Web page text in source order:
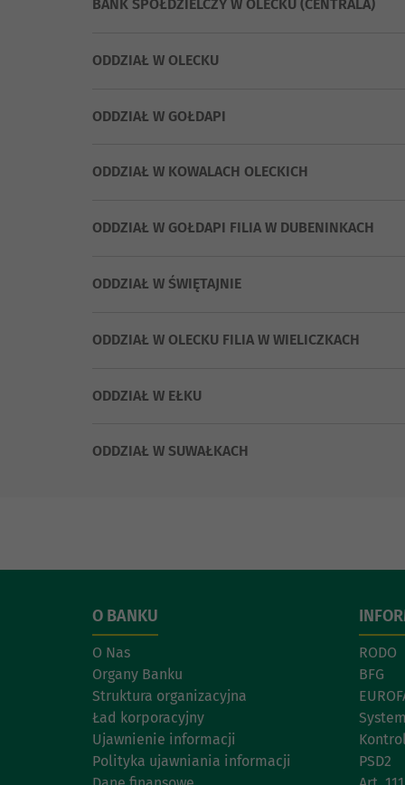
BANK SPÓŁDZIELCZY W OLECKU (CENTRALA)
ODDZIAŁ W OLECKU
ODDZIAŁ W GOŁDAPI
ODDZIAŁ W KOWALACH OLECKICH
ODDZIAŁ W GOŁDAPI FILIA W DUBENINKACH
ODDZIAŁ W ŚWIĘTAJNIE
ODDZIAŁ W OLECKU FILIA W WIELICZKACH
ODDZIAŁ W EŁKU
ODDZIAŁ W SUWAŁKACH
O BANKU
O Nas
Organy Banku
Struktura organizacyjna
Ład korporacyjny
Ujawnienie informacji
Polityka ujawniania informacji
RODO
BFG
PSD2